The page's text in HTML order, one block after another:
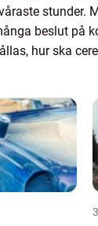
stunder.
beslut på
hur ska